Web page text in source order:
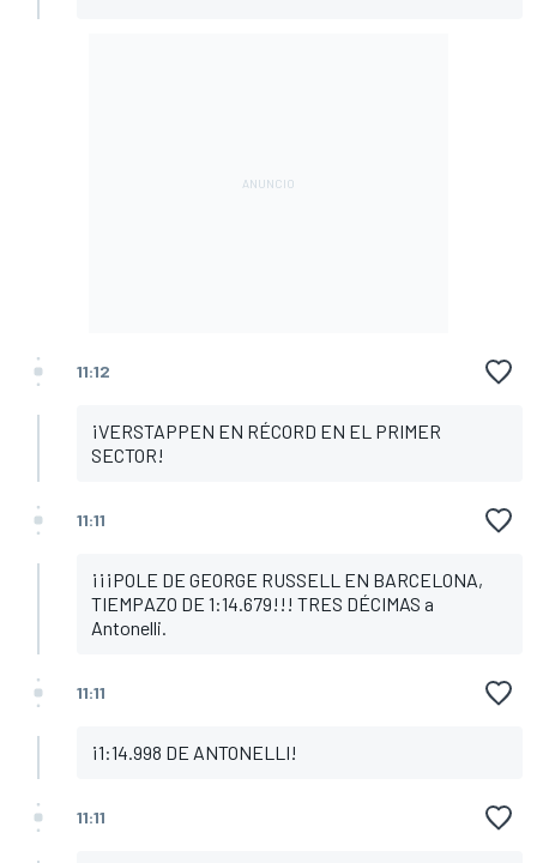
11:12
¡VERSTAPPEN EN RÉCORD EN EL PRIMER
SECTOR!
11:11
¡¡¡POLE DE GEORGE RUSSELL EN BARCELONA,
TIEMPAZO DE 1:14.679!!! TRES DÉCIMAS a
Antonelli.
11:11
¡1:14.998 DE ANTONELLI!
11:11